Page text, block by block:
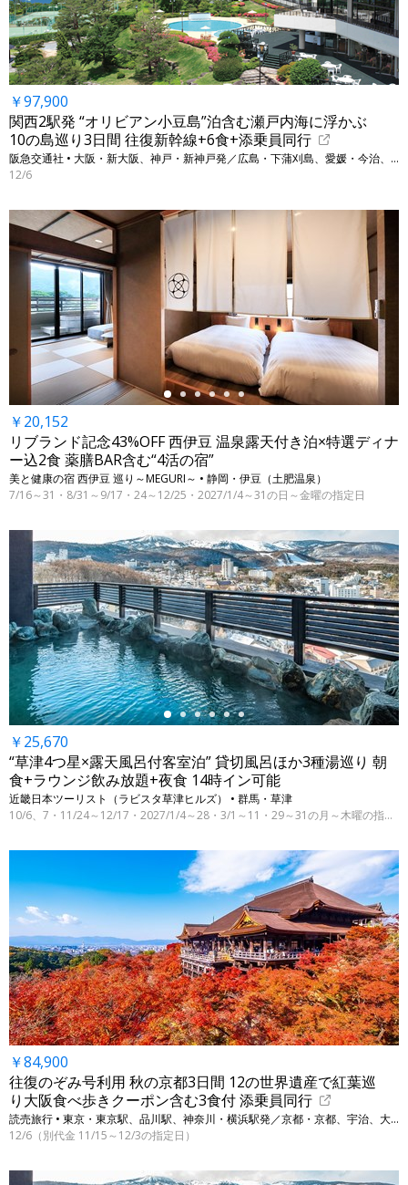
￥97,900
関西2駅発 “オリビアン小豆島”泊含む瀬戸内海に浮かぶ
10の島巡り3日間 往復新幹線+6食+添乗員同行
阪急交通社 • 大阪・新大阪、神戸・新神戸発／広島・下蒲刈島、愛媛・今治、香川・小豆島他
12/6
←
￥20,152
リブランド記念43%OFF 西伊豆 温泉露天付き泊×特選ディナ
ー込2食 薬膳BAR含む“4活の宿”
美と健康の宿 西伊豆 巡り～MEGURI～ • 静岡・伊豆（土肥温泉）
7/16～31・8/31～9/17・24～12/25・2027/1/4～31の日～金曜の指定日
←
￥25,670
“草津4つ星×露天風呂付客室泊” 貸切風呂ほか3種湯巡り 朝
食+ラウンジ飲み放題+夜食 14時イン可能
近畿日本ツーリスト（ラビスタ草津ヒルズ） • 群馬・草津
10/6、7・11/24～12/17・2027/1/4～28・3/1～11・29～31の月～木曜の指定日
￥84,900
往復のぞみ号利用 秋の京都3日間 12の世界遺産で紅葉巡
り大阪食べ歩きクーポン含む3食付 添乗員同行
読売旅行 • 東京・東京駅、品川駅、神奈川・横浜駅発／京都・京都、宇治、大阪・大阪
12/6（別代金 11/15～12/3の指定日）